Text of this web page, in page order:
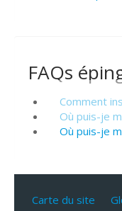
FAQs
Comment
Où puis-je
Où puis-je
Carte du site